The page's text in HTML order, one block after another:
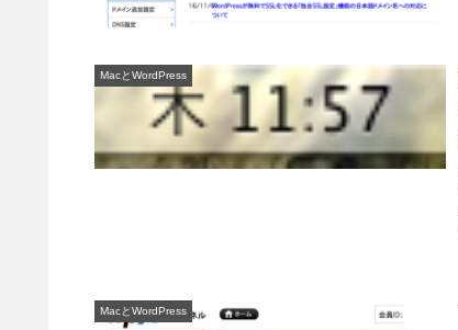
MacとWordPress
MacとWordPress